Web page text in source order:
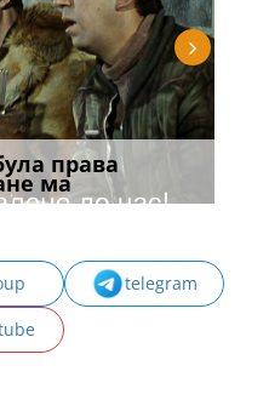
права
ма
telegram